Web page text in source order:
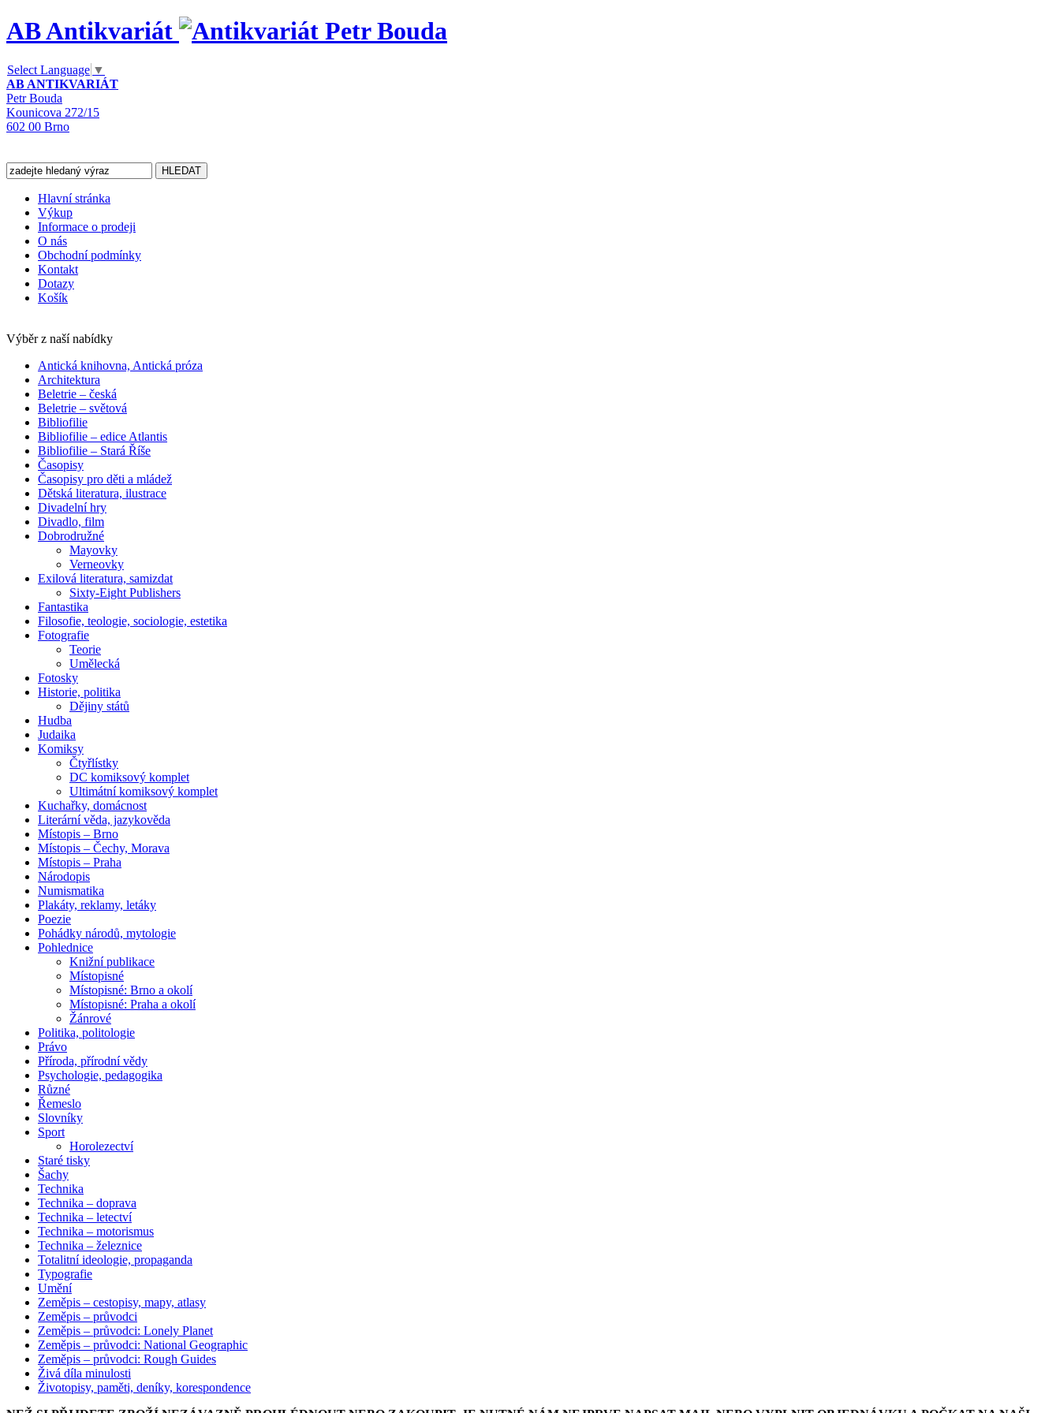
AB Antikvariát
Select Language ▼
AB ANTIKVARIÁT
Petr Bouda
Kounicova 272/15
602 00 Brno
Hlavní stránka
Výkup
Informace o prodeji
O nás
Obchodní podmínky
Kontakt
Dotazy
Košík
Výběr z naší nabídky
Antická knihovna, Antická próza
Architektura
Beletrie – česká
Beletrie – světová
Bibliofilie
Bibliofilie – edice Atlantis
Bibliofilie – Stará Říše
Časopisy
Časopisy pro děti a mládež
Dětská literatura, ilustrace
Divadelní hry
Divadlo, film
Dobrodružné
Mayovky
Verneovky
Exilová literatura, samizdat
Sixty-Eight Publishers
Fantastika
Filosofie, teologie, sociologie, estetika
Fotografie
Teorie
Umělecká
Fotosky
Historie, politika
Dějiny států
Hudba
Judaika
Komiksy
Čtyřlístky
DC komiksový komplet
Ultimátní komiksový komplet
Kuchařky, domácnost
Literární věda, jazykověda
Místopis – Brno
Místopis – Čechy, Morava
Místopis – Praha
Národopis
Numismatika
Plakáty, reklamy, letáky
Poezie
Pohádky národů, mytologie
Pohlednice
Knižní publikace
Místopisné
Místopisné: Brno a okolí
Místopisné: Praha a okolí
Žánrové
Politika, politologie
Právo
Příroda, přírodní vědy
Psychologie, pedagogika
Různé
Řemeslo
Slovníky
Sport
Horolezectví
Staré tisky
Šachy
Technika
Technika – doprava
Technika – letectví
Technika – motorismus
Technika – železnice
Totalitní ideologie, propaganda
Typografie
Umění
Zeměpis – cestopisy, mapy, atlasy
Zeměpis – průvodci
Zeměpis – průvodci: Lonely Planet
Zeměpis – průvodci: National Geographic
Zeměpis – průvodci: Rough Guides
Živá díla minulosti
Životopisy, paměti, deníky, korespondence